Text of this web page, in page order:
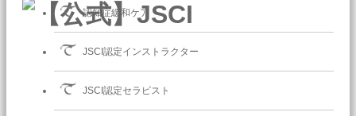
認知症緩和ケア
JSCI認定インストラクター
JSCI認定セラピスト